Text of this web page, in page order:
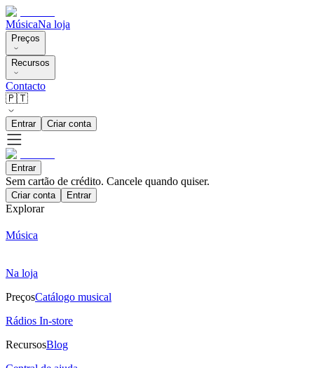
MúsicaNa loja
Preços
Recursos
Contacto
🇵🇹
Entrar Criar conta
Entrar
Sem cartão de crédito. Cancele quando quiser.
Criar conta Entrar
Explorar
Música
Na loja
PreçosCatálogo musical
Rádios In-store
RecursosBlog